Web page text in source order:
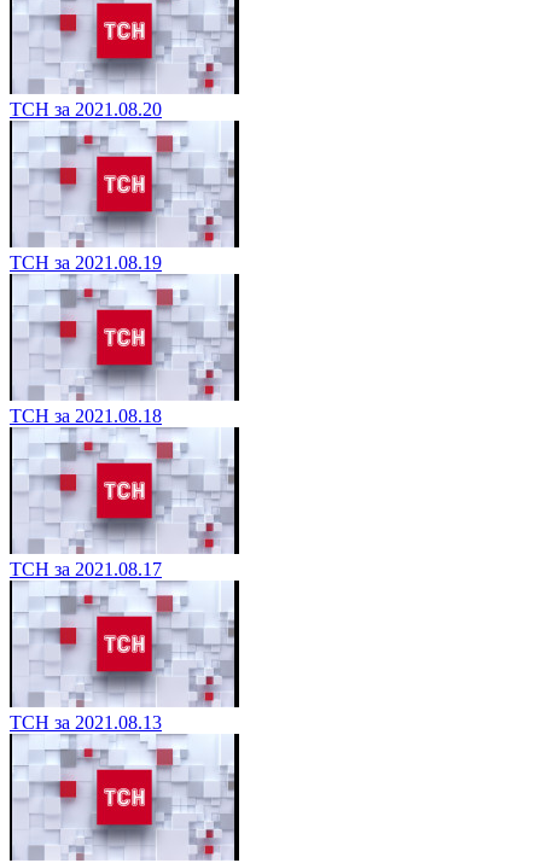
ТСН за 2021.08.20
ТСН за 2021.08.19
ТСН за 2021.08.18
ТСН за 2021.08.17
ТСН за 2021.08.13